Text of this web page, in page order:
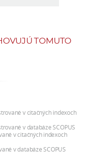
c
o
TOMUTO
v citačných indexoch
v databáze SCOPUS
v citačných indexoch
v databáze SCOPUS